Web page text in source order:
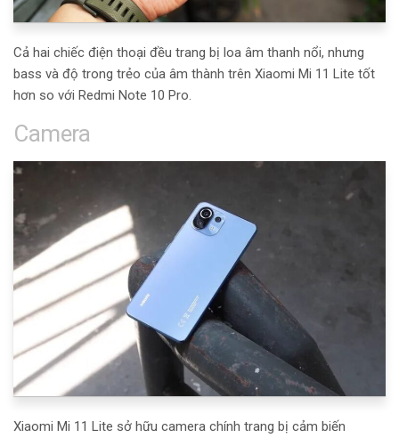
Cả hai chiếc điện thoại đều trang bị loa âm thanh nổi, nhưng
bass và độ trong trẻo của âm thành trên Xiaomi Mi 11 Lite tốt
hơn so với Redmi Note 10 Pro.
Camera
Xiaomi Mi 11 Lite sở hữu camera chính trang bị cảm biến